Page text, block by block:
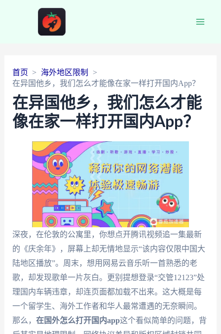
首页
海外地区限制
在异国他乡，我们怎么才能像在家一样打开国内App？
在异国他乡，我们怎么才能
像在家一样打开国内App？
深夜，在伦敦的公寓里，你想点开腾讯视频追一集最新
的《庆余年》，屏幕上却无情地显示“该内容仅限中国大
陆地区播放”。周末，想用网易云音乐听一首熟悉的老
歌，却发现歌单一片灰白。更别提想登录“交管12123”处
理国内车辆违章，却连页面都加载不出来。这大概是每
一个留学生、海外工作者和华人最常遭遇的无奈瞬间。
那么， 在国外怎么打开国内app这个看似简单的问题，背